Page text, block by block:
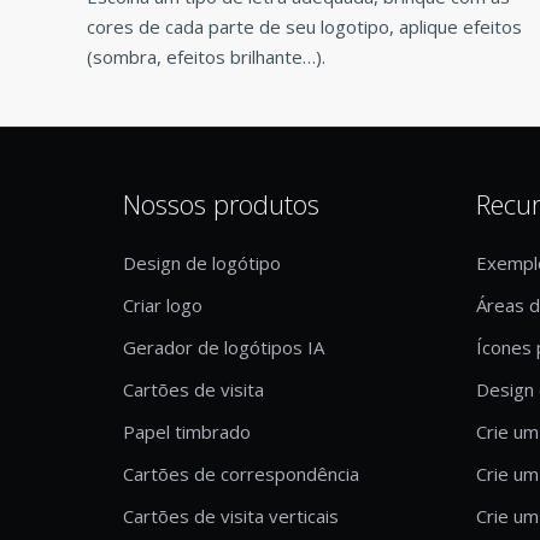
cores de cada parte de seu logotipo, aplique efeitos
(sombra, efeitos brilhante…).
Nossos produtos
Design de logótipo
Criar logo
Gerador de logótipos IA
Cartões de visita
Papel timbrado
Cartões de correspondência
Cartões de visita verticais
Áreas
Ícones
Crie
Crie
Crie